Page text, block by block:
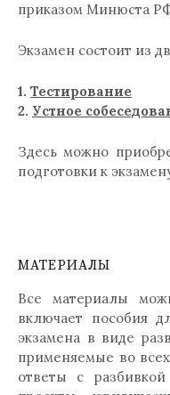
приказом Минюста
Экзамен состоит из
1. Тестирование
2. Устное
Здесь можно
подготовки к
МАТЕРИАЛЫ
Все материалы
включает пособия
экзамена в виде
применяемые во всех
ответы с